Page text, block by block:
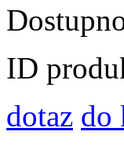
ID
dotaz do